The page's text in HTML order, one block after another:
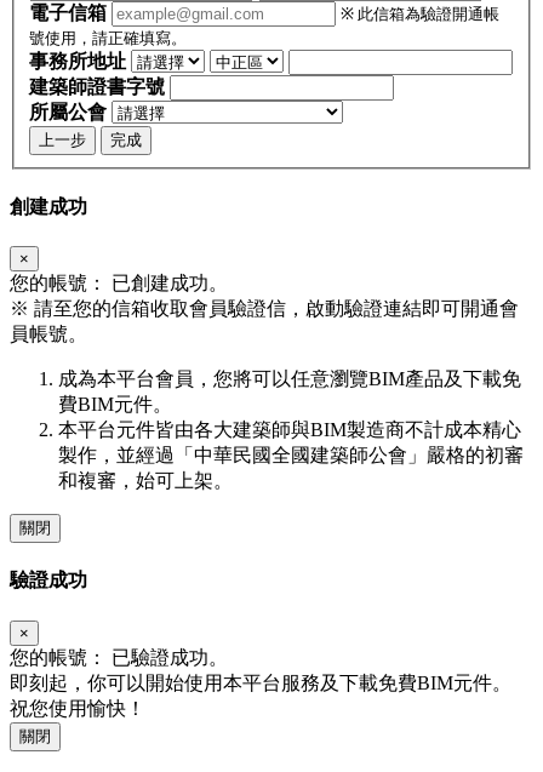
電子信箱
※ 此信箱為驗證開通帳
號使用，請正確填寫。
事務所地址
建築師證書字號
所屬公會
上一步 完成
創建成功
×
您的帳號：
已創建成功。
※ 請至您的信箱收取會員驗證信，啟動驗證連結即可開通會
員帳號。
成為本平台會員，您將可以任意瀏覽BIM產品及下載免
費BIM元件。
本平台元件皆由各大建築師與BIM製造商不計成本精心
製作，並經過「中華民國全國建築師公會」嚴格的初審
和複審，始可上架。
關閉
驗證成功
×
您的帳號：
已驗證成功。
即刻起，你可以開始使用本平台服務及下載免費BIM元件。
祝您使用愉快！
關閉